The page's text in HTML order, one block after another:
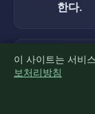
한다.
쟁점 23 내용
동
이 사이트는 서비
보처리방침